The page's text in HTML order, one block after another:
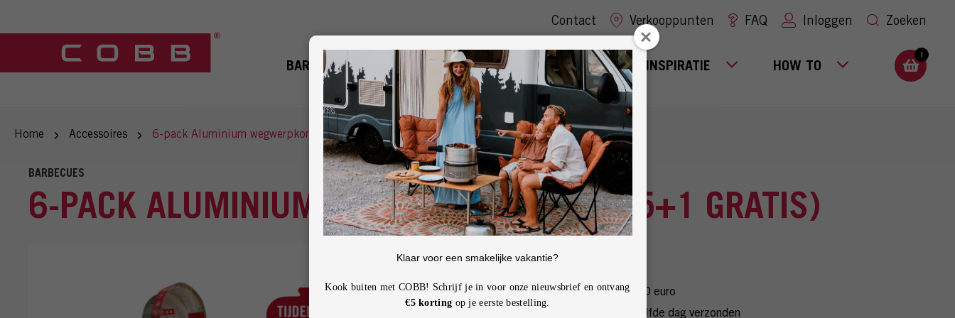
Contact Verkooppunten FAQ Inloggen Zoeken
BARBECUES ACCESSOIRES ONDERDELEN INSPIRATIE HOW TO
1
Home Accessoires 6-pack Aluminium wegwerpkommen (5+1 gratis)
BARBECUES
6-PACK ALUMINIUM WEGWERPKOMMEN (5+1 GRATIS)
99 .00
Gratis verzending vanaf 50 euro
Voor 16:00 besteld, dezelfde dag verzonden
Klaar voor een smakelijke vakantie?
Kook buiten met COBB! Schrijf je in voor onze nieuwsbrief en ontvang
€5 korting op je eerste bestelling.